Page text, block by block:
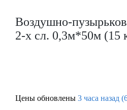
Воздушно-
2-х сл. 0,3м*50м (15
Цены обновлены 3 часа назад